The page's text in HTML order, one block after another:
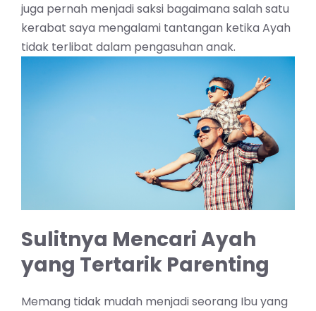
juga pernah menjadi saksi bagaimana salah satu
kerabat saya mengalami tantangan ketika Ayah
tidak terlibat dalam pengasuhan anak.
Sulitnya Mencari Ayah
yang Tertarik Parenting
Memang tidak mudah menjadi seorang Ibu yang